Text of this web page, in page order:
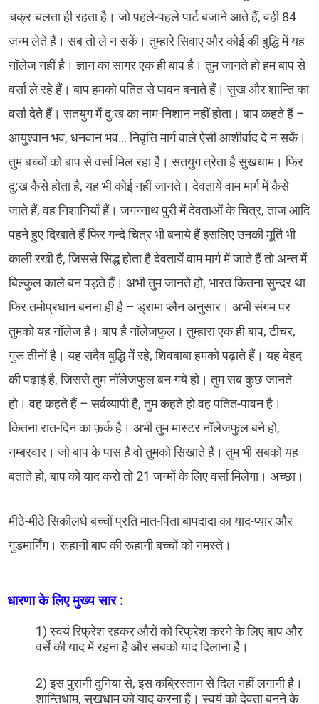
चक्र चलता ही रहता है। जो पहले-पहले पार्ट बजाने आते हैं, वही 84
जन्म लेते हैं। सब तो ले न सकें। तुम्हारे सिवाए और कोई की बुद्धि में यह
नॉलेज नहीं है। ज्ञान का सागर एक ही बाप है। तुम जानते हो हम बाप से
वर्सा ले रहे हैं। बाप हमको पतित से पावन बनाते हैं। सुख और शान्ति का
वर्सा देते हैं। सतयुग में दु:ख का नाम-निशान नहीं होता। बाप कहते हैं –
आयुश्वान भव, धनवान भव… निवृत्ति मार्ग वाले ऐसी आशीर्वाद दे न सकें।
तुम बच्चों को बाप से वर्सा मिल रहा है। सतयुग त्रेता है सुखधाम। फिर
दु:ख कैसे होता है, यह भी कोई नहीं जानते। देवतायें वाम मार्ग में कैसे
जाते हैं, वह निशानियाँ हैं। जगन्नाथ पुरी में देवताओं के चित्र, ताज आदि
पहने हुए दिखाते हैं फिर गन्दे चित्र भी बनाये हैं इसलिए उनकी मूर्ति भी
काली रखी है, जिससे सिद्ध होता है देवतायें वाम मार्ग में जाते हैं तो अन्त में
बिल्कुल काले बन पड़ते हैं। अभी तुम जानते हो, भारत कितना सुन्दर था
फिर तमोप्रधान बनना ही है – ड्रामा प्लैन अनुसार। अभी संगम पर
तुमको यह नॉलेज है। बाप है नॉलेजफुल। तुम्हारा एक ही बाप, टीचर,
गुरू तीनों है। यह सदैव बुद्धि में रहे, शिवबाबा हमको पढ़ाते हैं। यह बेहद
की पढ़ाई है, जिससे तुम नॉलेजफुल बन गये हो। तुम सब कुछ जानते
हो। वह कहते हैं – सर्वव्यापी है, तुम कहते हो वह पतित-पावन है।
कितना रात-दिन का फ़र्क है। अभी तुम मास्टर नॉलेजफुल बने हो,
नम्बरवार। जो बाप के पास है वो तुमको सिखाते हैं। तुम भी सबको यह
बताते हो, बाप को याद करो तो 21 जन्मों के लिए वर्सा मिलेगा। अच्छा।
मीठे-मीठे सिकीलधे बच्चों प्रति मात-पिता बापदादा का याद-प्यार और
गुडमार्निंग। रूहानी बाप की रूहानी बच्चों को नमस्ते।
धारणा के लिए मुख्य सार :
1) स्वयं रिफ्रेश रहकर औरों को रिफ्रेश करने के लिए बाप और
वर्से की याद में रहना है और सबको याद दिलाना है।
2) इस पुरानी दुनिया से, इस कब्रिस्तान से दिल नहीं लगानी है।
शान्तिधाम, सुखधाम को याद करना है। स्वयं को देवता बनने के